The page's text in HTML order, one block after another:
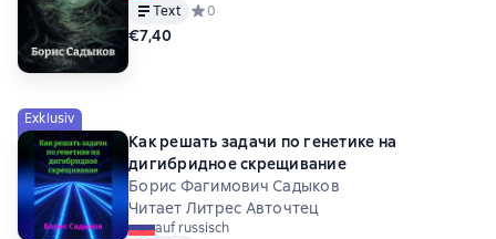
Text
Средний рейтинг 0 на основе 0 оценок
0
€7,40
Exklusiv
Как решать задачи по генетике на
дигибридное скрещивание
Борис Фагимович Садыков
Читает Литрес Авточтец
auf russisch